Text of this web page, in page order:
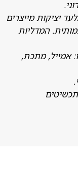
מייצרים
מתכת,